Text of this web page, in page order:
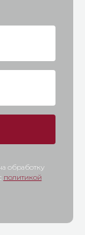
обработку
политикой